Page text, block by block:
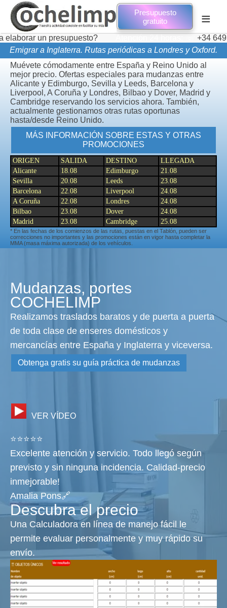
Presupuesto
gratuito
≡
un presupuesto?Atención 24 horas: ☏
+34 649 73
Emigrar a Inglaterra. Rutas periódicas a Londres y Oxford.
Muévete cómodamente entre España y Reino Unido al
mejor precio. Ofertas especiales para mudanzas entre
Alicante y Edimburgo, Sevilla y Leeds, Barcelona y
Liverpool, A Coruña y Londres, Bilbao y Dover, Madrid y
Cambridge reservando los servicios ahora. También,
actualmente gestionamos otras rutas oportunas
hasta/desde Reino Unido.
MÁS INFORMACIÓN SOBRE ESTAS Y OTRAS
PROMOCIONES
ORIGEN SALIDA DESTINO
LLEGADA
Alicante
18.08 Edimburgo
21.08
Sevilla
20.08 Leeds
23.08
Barcelona
22.08 Liverpool
24.08
A Coruña
22.08 Londres
24.08
Bilbao
23.08 Dover
24.08
Madrid
23.08 Cambridge 25.08
* En las fechas de los comienzos de las rutas, puestas en el Tablón, pueden ser
correcciones no importantes y las promociones están en vigor hasta completar la
MMA (masa máxima autorizada) de los vehículos.
Mudanzas, portes
COCHELIMP
Realizamos traslados baratos y de puerta a puerta
de toda clase de enseres domésticos y
mercancías entre España y Inglaterra y viceversa.
Obtenga gratis su guía práctica de mudanzas
VER VÍDEO
⭐⭐⭐⭐⭐
Excelente atención y servicio. Todo llegó según
previsto y sin ninguna incidencia. Calidad-precio
inmejorable!
Amalia Pons🔗
Descubra el precio
Una Calculadora en línea de manejo fácil le
permite evaluar personalmente y muy rápido su
envío.